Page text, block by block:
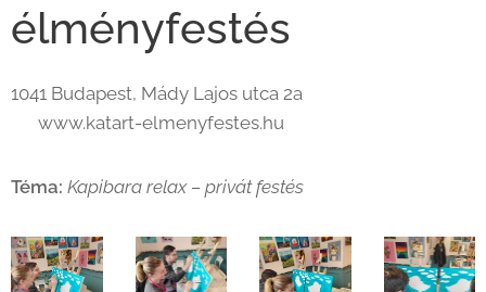
élményfestés
1041 Budapest, Mády Lajos utca 2a
🌐 www.katart-elmenyfestes.hu
Téma: Kapibara relax – privát festés